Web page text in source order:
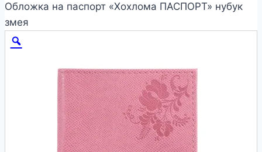
Обложка на паспорт «Хохлома ПАСПОРТ» нубук
змея